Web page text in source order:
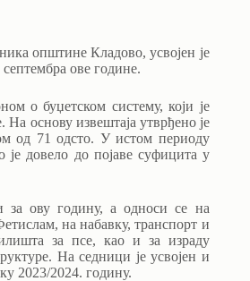
општине Кладово, усвојен је
ове године.
о буџетском систему, који је
основу извештаја утврђено је
од 71 одсто. У истом периоду
довело до појаве суфицита у
за ову годину, а односи се на
на набавку, транспорт и
за псе, као и за израду
На седници је усвојен и
2023/2024. годину.